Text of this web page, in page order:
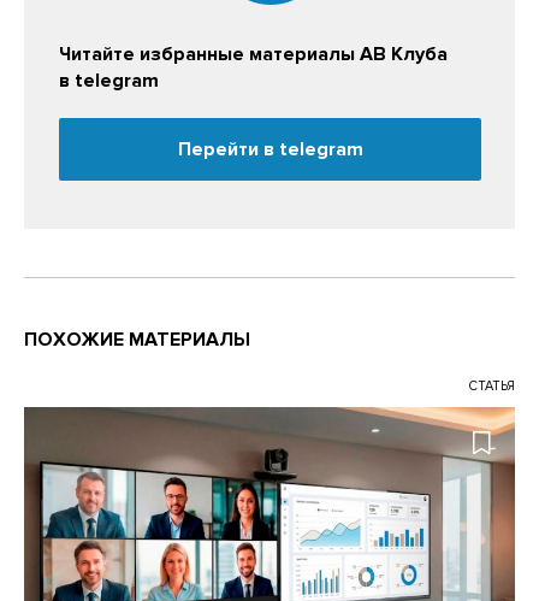
Читайте избранные материалы АВ Клуба
в telegram
Перейти в telegram
ПОХОЖИЕ МАТЕРИАЛЫ
СТАТЬЯ